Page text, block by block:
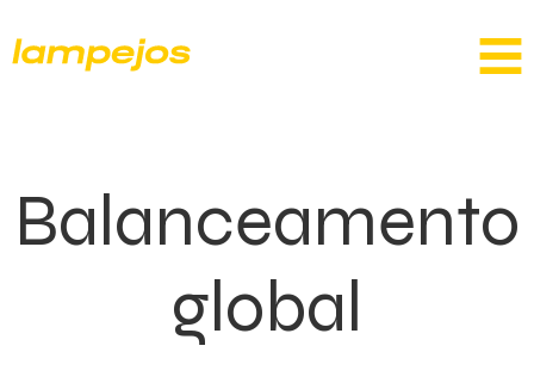
Balanceamento
global